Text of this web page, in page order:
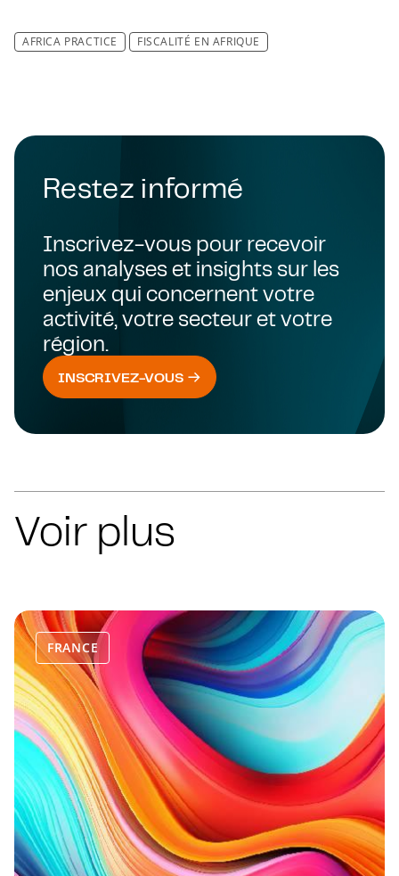
AFRICA PRACTICE FISCALITÉ EN AFRIQUE
Restez informé
Inscrivez-vous pour recevoir
nos analyses et insights sur les
enjeux qui concernent votre
activité, votre secteur et votre
région.
INSCRIVEZ-VOUS
Voir plus
FRANCE